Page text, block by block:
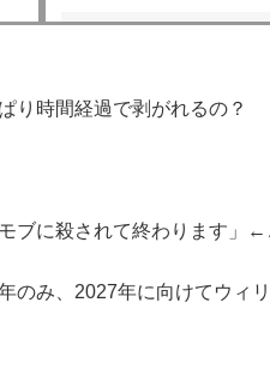
メディア「Switch2版
【シャニマス】海外の
時点でのポイント、ハ
り時間経過で剥がれるの？
ブに殺されて終わります」←
のみ、2027年に向けてウィ